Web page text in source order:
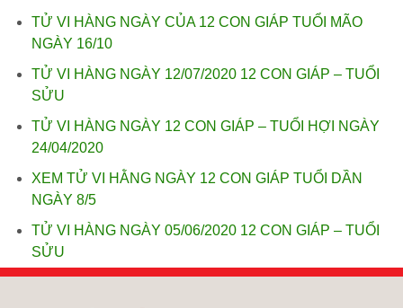
TỬ VI HÀNG NGÀY CỦA 12 CON GIÁP TUỔI MÃO
NGÀY 16/10
TỬ VI HÀNG NGÀY 12/07/2020 12 CON GIÁP – TUỔI
SỬU
TỬ VI HÀNG NGÀY 12 CON GIÁP – TUỔI HỢI NGÀY
24/04/2020
XEM TỬ VI HẰNG NGÀY 12 CON GIÁP TUỔI DẦN
NGÀY 8/5
TỬ VI HÀNG NGÀY 05/06/2020 12 CON GIÁP – TUỔI
SỬU